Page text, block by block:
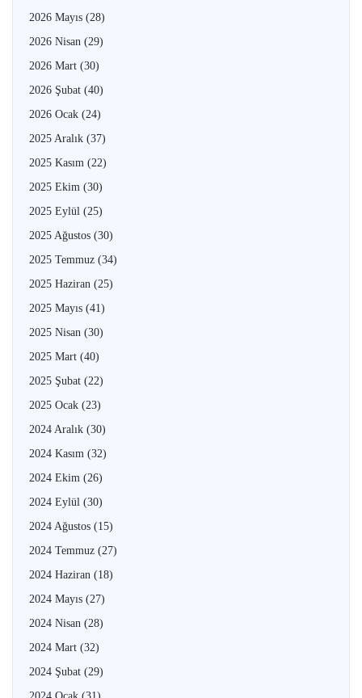
2026 Mayıs (28)
2026 Nisan (29)
2026 Mart (30)
2026 Şubat (40)
2026 Ocak (24)
2025 Aralık (37)
2025 Kasım (22)
2025 Ekim (30)
2025 Eylül (25)
2025 Ağustos (30)
2025 Temmuz (34)
2025 Haziran (25)
2025 Mayıs (41)
2025 Nisan (30)
2025 Mart (40)
2025 Şubat (22)
2025 Ocak (23)
2024 Aralık (30)
2024 Kasım (32)
2024 Ekim (26)
2024 Eylül (30)
2024 Ağustos (15)
2024 Temmuz (27)
2024 Haziran (18)
2024 Mayıs (27)
2024 Nisan (28)
2024 Mart (32)
2024 Şubat (29)